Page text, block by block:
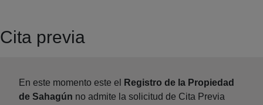
Cita previa
En este momento este el
Registro de la Propiedad
de Sahagún no admite la solicitud de Cita Previa